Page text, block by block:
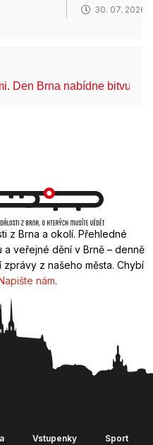
30. 07. 2026
Den Brna nabídne bitvu…
z Brna a okolí. Přehledné
veřejné dění v Brně – denně
z našeho města. Chybí
Napište nám.
Vstupenky Sport